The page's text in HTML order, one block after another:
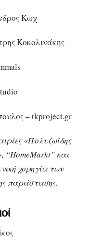
Κωχ
Κοκολινάκης
– tkproject.gr
«Πολυζωίδης
“HomeMarkt” και
χορηγία των
παράστασης.